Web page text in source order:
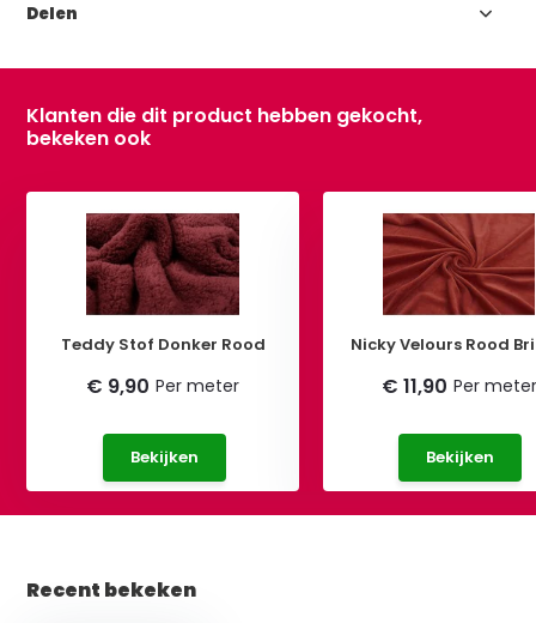
Delen
Klanten die dit product hebben gekocht,
bekeken ook
Teddy Stof Donker Rood
€ 9,90 Per meter
Bekijken
Nicky Velours Rood
€ 11,90 Per meter
Bekijken
Recent bekeken